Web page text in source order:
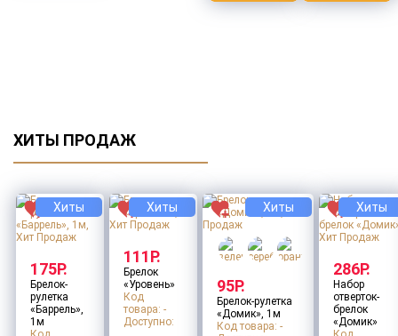
ХИТЫ ПРОДАЖ
Хиты
175Р.
Брелок-
рулетка
«Баррель»,
1м
Хиты
111Р.
Брелок
«Уровень»
Код
товара: -
Доступно:
Хиты
95Р.
Брелок-рулетка
«Домик», 1м
Код товара: -
Хиты
286Р.
Набор
отверток-
брелок
«Домик»